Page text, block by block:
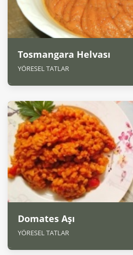
Tosmangara Helvası
YÖRESEL TATLAR
Domates Aşı
YÖRESEL TATLAR